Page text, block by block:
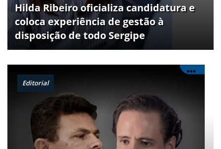
Hilda Ribeiro oficializa candidatura e
coloca experiência de gestão à
disposição de todo Sergipe
Editorial